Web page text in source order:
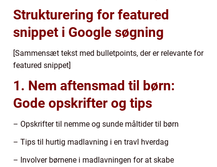
Strukturering for featured
snippet i Google søgning
[Sammensæt tekst med bulletpoints, der er relevante for
featured snippet]
1. Nem aftensmad til børn:
Gode opskrifter og tips
– Opskrifter til nemme og sunde måltider til børn
– Tips til hurtig madlavning i en travl hverdag
– Involver børnene i madlavningen for at skabe